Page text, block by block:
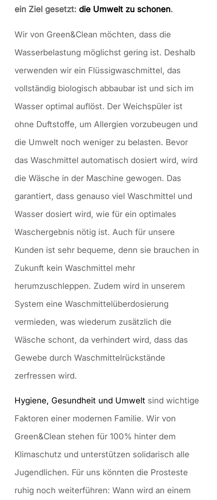
ein Ziel gesetzt: die Umwelt zu schonen.
Wir von Green&Clean möchten, dass die
Wasserbelastung möglichst gering ist. Deshalb
verwenden wir ein Flüssigwaschmittel, das
vollständig biologisch abbaubar ist und sich im
Wasser optimal auflöst. Der Weichspüler ist
ohne Duftstoffe, um Allergien vorzubeugen und
die Umwelt noch weniger zu belasten. Bevor
das Waschmittel automatisch dosiert wird, wird
die Wäsche in der Maschine gewogen. Das
garantiert, dass genauso viel Waschmittel und
Wasser dosiert wird, wie für ein optimales
Waschergebnis nötig ist. Auch für unsere
Kunden ist sehr bequeme, denn sie brauchen in
Zukunft kein Waschmittel mehr
herumzuschleppen. Zudem wird in unserem
System eine Waschmittelüberdosierung
vermieden, was wiederum zusätzlich die
Wäsche schont, da verhindert wird, dass das
Gewebe durch Waschmittelrückstände
zerfressen wird.
Hygiene, Gesundheit und Umwelt sind wichtige
Faktoren einer modernen Familie. Wir von
Green&Clean stehen für 100% hinter dem
Klimaschutz und unterstützen solidarisch alle
Jugendlichen. Für uns könnten die Prosteste
ruhig noch weiterführen: Wann wird an einem